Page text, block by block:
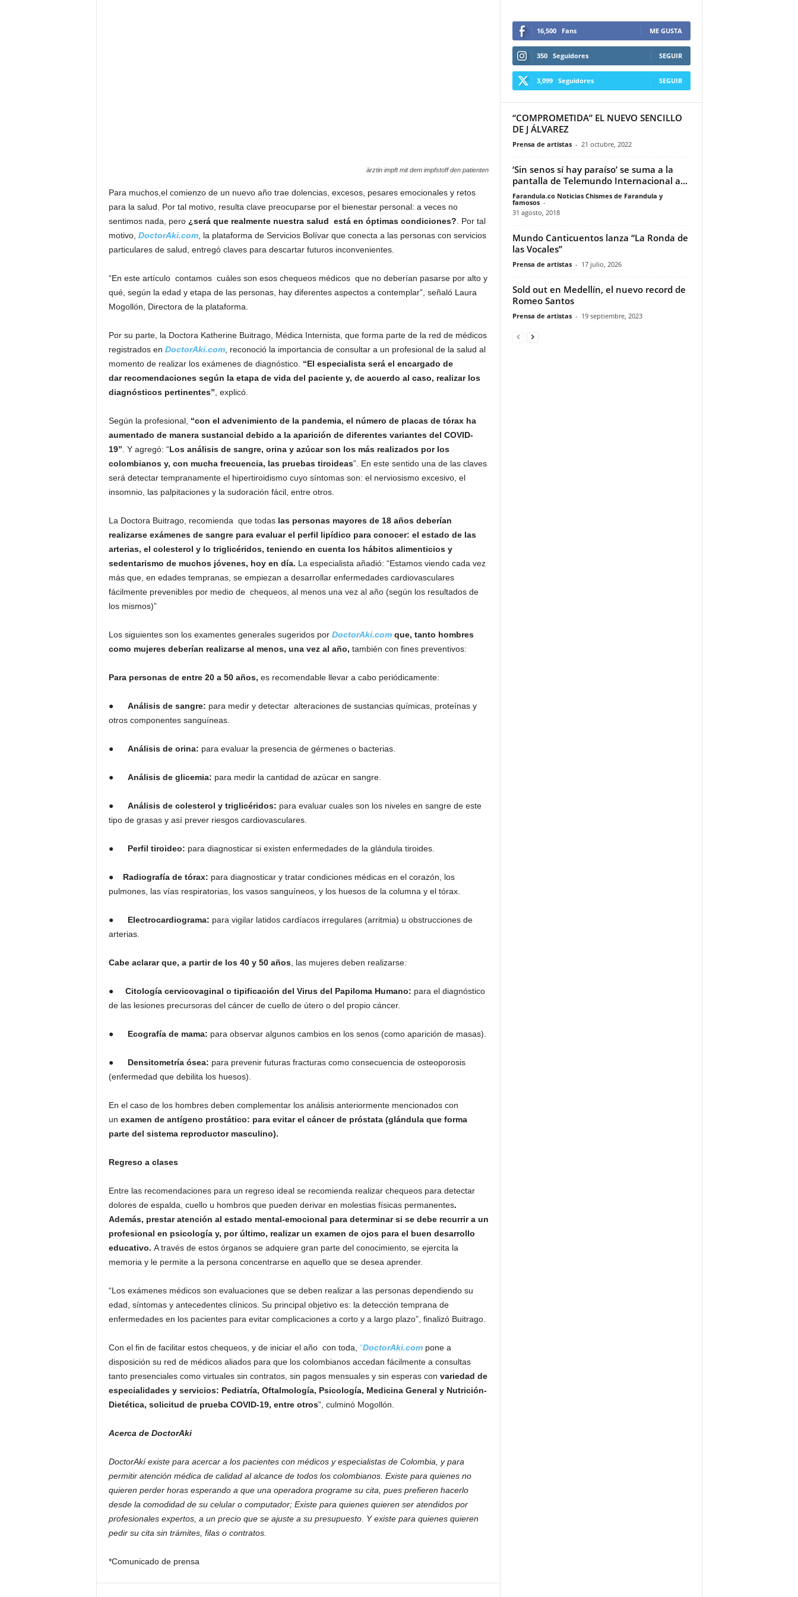
ärztin impft mit dem impfstoff den patienten
Para muchos,el comienzo de un nuevo año trae dolencias, excesos, pesares emocionales y retos
para la salud. Por tal motivo, resulta clave preocuparse por el bienestar personal: a veces no
sentimos nada, pero ¿será que realmente nuestra salud está en óptimas condiciones? . Por tal
motivo, DoctorAki.com, la plataforma de Servicios Bolívar que conecta a las personas con servicios
particulares de salud, entregó claves para descartar futuros inconvenientes.
“En este artículo contamos cuáles son esos chequeos médicos que no deberían pasarse por alto y
qué, según la edad y etapa de las personas, hay diferentes aspectos a contemplar”, señaló Laura
Mogollón, Directora de la plataforma.
Por su parte, la Doctora Katherine Buitrago, Médica Internista, que forma parte de la red de médicos
registrados en DoctorAki.com, reconoció la importancia de consultar a un profesional de la salud al
momento de realizar los exámenes de diagnóstico. “El especialista será el encargado de
dar recomendaciones según la etapa de vida del paciente y, de acuerdo al caso, realizar los
diagnósticos pertinentes” , explicó.
Según la profesional, “con el advenimiento de la pandemia, el número de placas de tórax ha
aumentado de manera sustancial debido a la aparición de diferentes variantes del COVID-
19” . Y agregó: “Los análisis de sangre, orina y azúcarson los más realizados por los
colombianos y, con mucha frecuencia, las pruebas tiroideas”. En este sentido una de las claves
será detectar tempranamente el hipertiroidismo cuyo síntomas son: el nerviosismo excesivo, el
insomnio, las palpitaciones y la sudoración fácil, entre otros.
La Doctora Buitrago, recomienda que todaslas personas mayores de 18 años deberían
realizarse exámenes de sangre para evaluar el perfil lipídico para conocer: el estado de las
arterias, el colesterol y lo triglicéridos, teniendo en cuenta los hábitos alimenticios y
sedentarismo de muchos jóvenes, hoy en día. La especialista añadió: “Estamos viendo cada vez
más que, en edades tempranas, se empiezan a desarrollar enfermedades cardiovasculares
fácilmente prevenibles por medio de chequeos, al menos una vez al año (según los resultados de
los mismos)”
Los siguientes son los examentes generales sugeridos por DoctorAki.comque, tanto hombres
como mujeres deberían realizarse al menos, una vez al año, también con fines preventivos:
Para personas de entre 20 a 50 años, es recomendable llevar a cabo periódicamente:
● Análisis de sangre: para medir y detectar alteraciones de sustancias químicas, proteínas y
otros componentes sanguíneas.
● Análisis de orina: para evaluar la presencia de gérmenes o bacterias.
● Análisis de glicemia: para medir la cantidad de azúcar en sangre.
● Análisis de colesterol y triglicéridos: para evaluar cuales son los niveles en sangre de este
tipo de grasas y así prever riesgos cardiovasculares.
● Perfil tiroideo: para diagnosticar si existen enfermedades de la glándula tiroides.
● Radiografía de tórax: para diagnosticar y tratar condiciones médicas en el corazón, los
pulmones, las vías respiratorias, los vasos sanguíneos, y los huesos de la columna y el tórax.
● Electrocardiograma: para vigilar latidos cardíacos irregulares (arritmia) u obstrucciones de
arterias.
Cabe aclarar que, a partir de los 40 y 50 años, las mujeres deben realizarse:
● Citología cervicovaginal o tipificación del Virus del Papiloma Humano: para el diagnóstico
de las lesiones precursoras del cáncer de cuello de útero o del propio cáncer.
● Ecografía de mama: para observar algunos cambios en los senos (como aparición de masas).
● Densitometría ósea: para prevenir futuras fracturas como consecuencia de osteoporosis
(enfermedad que debilita los huesos).
En el caso de los hombres deben complementar los análisis anteriormente mencionados con
un examen de antígeno prostático: para evitar el cáncer de próstata (glándula que forma
parte del sistema reproductor masculino).
Regreso a clases
Entre las recomendaciones para un regreso ideal se recomienda realizar chequeos para detectar
dolores de espalda, cuello u hombros que pueden derivar en molestias físicas permanentes.
Además, prestar atención al estado mental-emocional para determinar si se debe recurrir a un
profesional en psicología y, por último, realizar un examen de ojos para el buen desarrollo
educativo. A través de estos órganos se adquiere gran parte del conocimiento, se ejercita la
memoria y le permite a la persona concentrarse en aquello que se desea aprender.
“Los exámenes médicos son evaluaciones que se deben realizar a las personas dependiendo su
edad, síntomas y antecedentes clínicos. Su principal objetivo es: la detección temprana de
enfermedades en los pacientes para evitar complicaciones a corto y a largo plazo”, finalizó Buitrago.
Con el fin de facilitar estos chequeos, y de iniciar el año con toda, “DoctorAki.compone a
disposición su red de médicos aliados para que los colombianos accedan fácilmente a consultas
tanto presenciales como virtuales sin contratos, sin pagos mensuales y sin esperas con variedad de
especialidades y servicios: Pediatría, Oftalmología, Psicología, Medicina General y Nutrición-
Dietética, solicitud de prueba COVID-19, entre otros”, culminó Mogollón.
Acerca de DoctorAki
DoctorAkí existe para acercar a los pacientes con médicos y especialistas de Colombia, y para
permitir atención médica de calidad al alcance de todos los colombianos. Existe para quienes no
quieren perder horas esperando a que una operadora programe su cita, pues prefieren hacerlo
desde la comodidad de su celular o computador; Existe para quienes quieren ser atendidos por
profesionales expertos, a un precio que se ajuste a su presupuesto. Y existe para quienes quieren
pedir su cita sin trámites, filas o contratos.
*Comunicado de prensa
16,500 Fans ME GUSTA
350 Seguidores SEGUIR
3,099 Seguidores SEGUIR
“COMPROMETIDA” EL NUEVO SENCILLO
DE J ÁLVAREZ
Prensa de artistas - 21 octubre, 2022
‘Sin senos sí hay paraíso’ se suma a la
pantalla de Telemundo Internacional a...
Farandula.co Noticias Chismes de Farandula y
famosos -
31 agosto, 2018
Mundo Canticuentos lanza “La Ronda de
las Vocales”
Prensa de artistas - 17 julio, 2026
Sold out en Medellín, el nuevo record de
Romeo Santos
Prensa de artistas - 19 septiembre, 2023